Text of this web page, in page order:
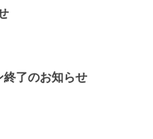
了のお知らせ